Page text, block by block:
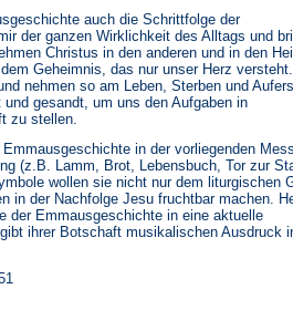
auch die Schrittfolge der
der ganzen Wirklichkeit des Alltags und
Christus in den anderen und in den
Geheimnis, das nur unser Herz
nehmen so am Leben, Sterben und
gesandt, um uns den Aufgaben in
zu stellen.
in der vorliegenden
(z.B. Lamm, Brot, Lebensbuch, Tor zur
wollen sie nicht nur dem liturgischen
in der Nachfolge Jesu fruchtbar machen.
der Emmausgeschichte in eine aktuelle
ihrer Botschaft musikalischen Ausdruck